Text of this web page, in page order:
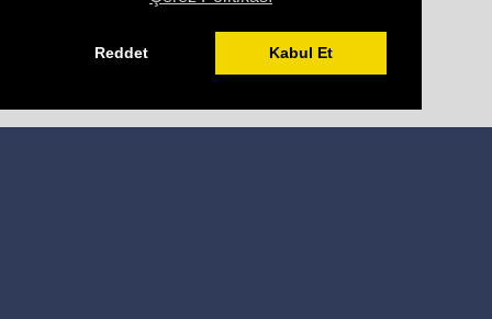
Reddet Kabul Et